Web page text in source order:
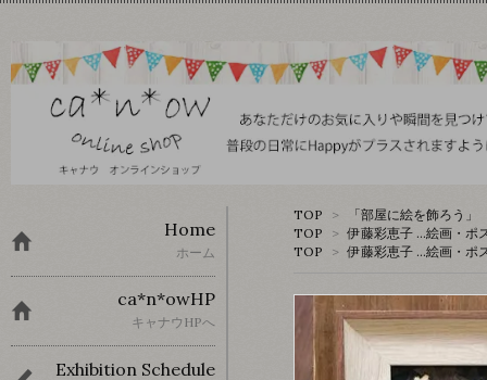
TOP >
「部屋に絵を飾ろう
TOP
> 伊藤彩恵子 …絵画・ポ
TOP
> 伊藤彩恵子 …絵画・ポ
Home
ホーム
ca*n*owHP
キャナウHPへ
Exhibition Schedule